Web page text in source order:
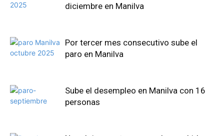
diciembre en Manilva
Por tercer mes consecutivo sube el
paro en Manilva
Sube el desempleo en Manilva con 16
personas